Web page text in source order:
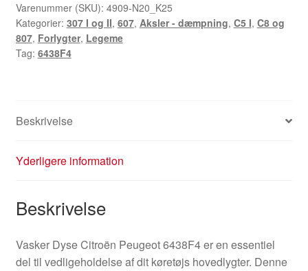
Varenummer (SKU): 4909-N20_K25
Kategorier: 307 I og II, 607, Aksler - dæmpning, C5 I, C8 og
807, Forlygter, Legeme
Tag: 6438F4
Beskrivelse
Yderligere information
Beskrivelse
Vasker Dyse Citroën Peugeot 6438F4 er en essentiel
del til vedligeholdelse af dit køretøjs hovedlygter. Denne